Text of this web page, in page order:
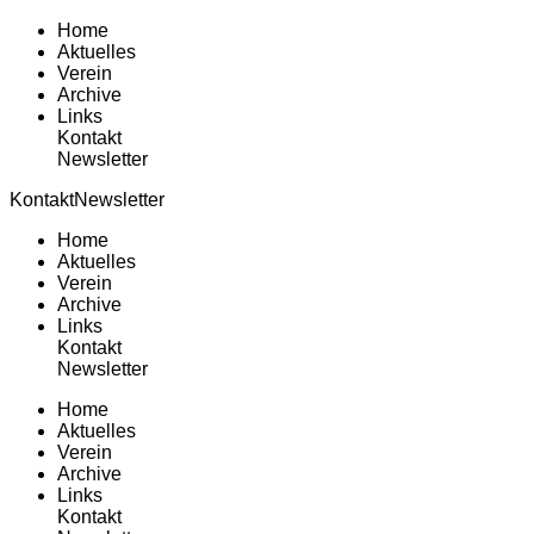
Home
Aktuelles
Verein
Archive
Links
Kontakt
Newsletter
KontaktNewsletter
Home
Aktuelles
Verein
Archive
Links
Kontakt
Newsletter
Home
Aktuelles
Verein
Archive
Links
Kontakt